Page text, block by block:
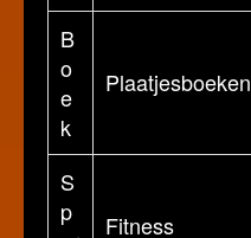
B
o
e
k
S
p
Fitness